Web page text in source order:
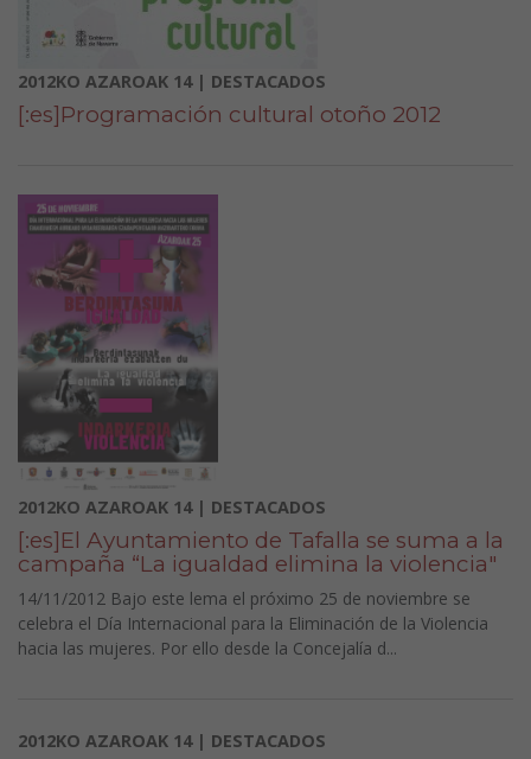
2012KO AZAROAK 14 | DESTACADOS
[:es]Programación cultural otoño 2012
2012KO AZAROAK 14 | DESTACADOS
[:es]El Ayuntamiento de Tafalla se suma a la
campaña “La igualdad elimina la violencia"
14/11/2012 Bajo este lema el próximo 25 de noviembre se
celebra el Día Internacional para la Eliminación de la Violencia
hacia las mujeres. Por ello desde la Concejalía d...
2012KO AZAROAK 14 | DESTACADOS